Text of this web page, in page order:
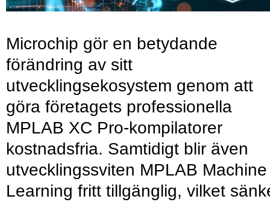
Microchip gör en betydande
förändring av sitt
utvecklingsekosystem genom att
göra företagets professionella
MPLAB XC Pro-kompilatorer
kostnadsfria. Samtidigt blir även
utvecklingssviten MPLAB Machine
Learning fritt tillgänglig, vilket